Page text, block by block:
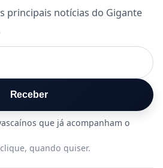
principais notícias do Gigante
Receber
quando quiser.